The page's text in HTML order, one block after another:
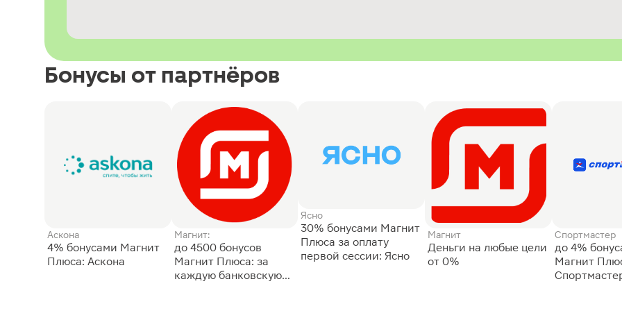
Бонусы от партнёров
Аскона
4% бонусами Магнит
Плюса: Аскона
Магнит:
до 4500 бонусов
Магнит Плюса: за
каждую банковскую
Ясно
30% бонусами Магнит
Плюса за оплату
первой сессии: Ясно
Магнит
Деньги на любые цели
от 0%
Спортмастер
до 4%
Магнит